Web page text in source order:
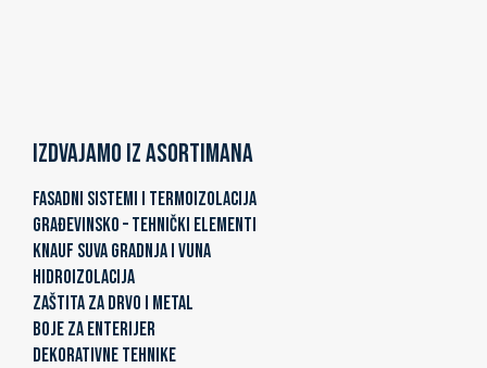
Izdvajamo iz asortimana
FASADNI SISTEMI I TERMOIZOLACIJA
GRAĐEVINSKO – TEHNIČKI ELEMENTI
KNAUF SUVA GRADNJA I VUNA
HIDROIZOLACIJA
ZAŠTITA ZA DRVO I METAL
BOJE ZA ENTERIJER
DEKORATIVNE TEHNIKE